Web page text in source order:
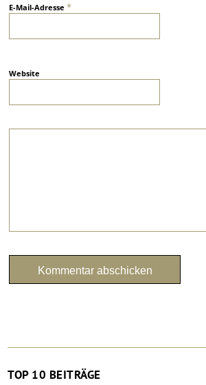
E-Mail-Adresse*
Website
TOP 10 BEITRÄGE